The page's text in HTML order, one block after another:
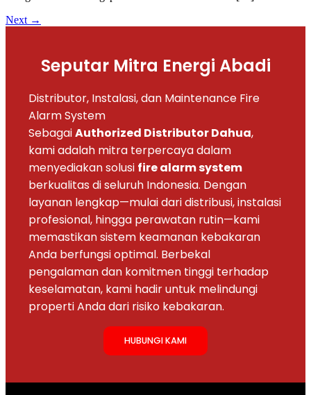
Next →
Seputar Mitra Energi Abadi
Distributor, Instalasi, dan Maintenance Fire
Alarm System
SebagaiAuthorized Distributor Dahua,
kami adalah mitra terpercaya dalam
menyediakan solusi fire alarm system
berkualitas di seluruh Indonesia. Dengan
layanan lengkap—mulai dari distribusi, instalasi
profesional, hingga perawatan rutin—kami
memastikan sistem keamanan kebakaran
Anda berfungsi optimal. Berbekal
pengalaman dan komitmen tinggi terhadap
keselamatan, kami hadir untuk melindungi
properti Anda dari risiko kebakaran.
HUBUNGI KAMI